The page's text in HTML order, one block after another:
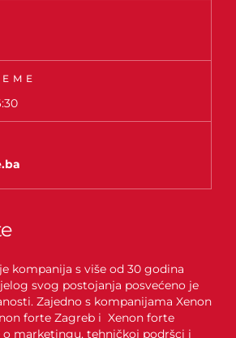
kompanija s više od 30 godina
svog postojanja posvećeno je
Zajedno s kompanijama Xenon
forte Zagreb i Xenon forte
marketingu, tehničkoj podršci i